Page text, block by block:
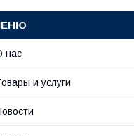
нас
и услуги